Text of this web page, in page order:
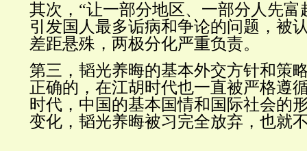
其次， “让一部分地区、一部分人先富
引发国人最多诟病和争论的问题，被
差距悬殊，两极分化严重负责。
第三，韬光养晦的基本外交方针和策
正确的，在江胡时代也一直被严格遵
时代，中国的基本国情和国际社会的
变化，韬光养晦被习完全放弃，也就